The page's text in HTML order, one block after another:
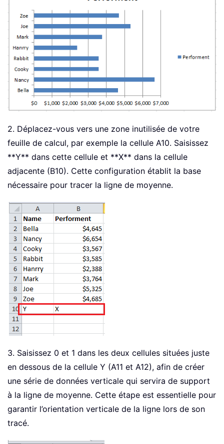
2. Déplacez-vous vers une zone inutilisée de votre
feuille de calcul, par exemple la cellule A10. Saisissez
**Y** dans cette cellule et **X** dans la cellule
adjacente (B10). Cette configuration établit la base
nécessaire pour tracer la ligne de moyenne.
3. Saisissez 0 et 1 dans les deux cellules situées juste
en dessous de la cellule Y (A11 et A12), afin de créer
une série de données verticale qui servira de support
à la ligne de moyenne. Cette étape est essentielle pour
garantir l’orientation verticale de la ligne lors de son
tracé.